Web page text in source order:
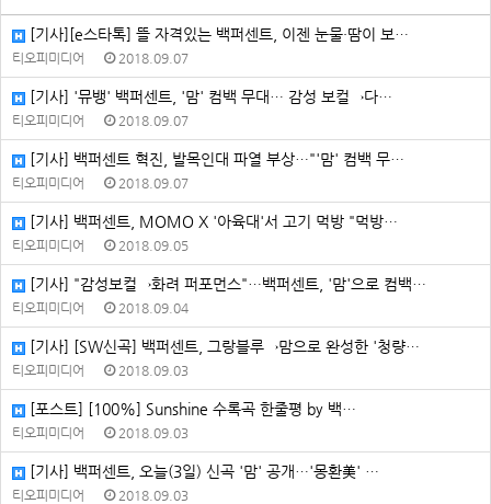
[기사][e스타톡] 뜰 자격있는 백퍼센트, 이젠 눈물·땀이 보…
티오피미디어 2018.09.07
[기사] '뮤뱅' 백퍼센트, '맘' 컴백 무대… 감성 보컬→다…
티오피미디어 2018.09.07
[기사] 백퍼센트 혁진, 발목인대 파열 부상…"'맘' 컴백 무…
티오피미디어 2018.09.07
[기사] 백퍼센트, MOMO X '아육대'서 고기 먹방 "먹방…
티오피미디어 2018.09.05
[기사] "감성보컬→화려 퍼포먼스"…백퍼센트, '맘'으로 컴백…
티오피미디어 2018.09.04
[기사] [SW신곡] 백퍼센트, 그랑블루→맘으로 완성한 '청량…
티오피미디어 2018.09.03
[포스트] [100%] Sunshine 수록곡 한줄평 by 백…
티오피미디어 2018.09.03
[기사] 백퍼센트, 오늘(3일) 신곡 '맘' 공개…'몽환美' …
티오피미디어 2018.09.03